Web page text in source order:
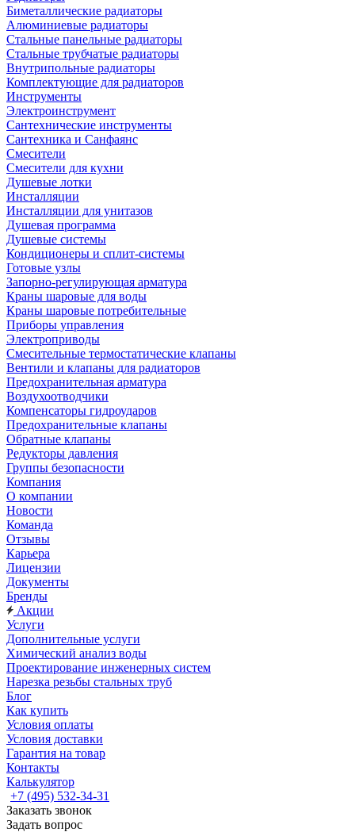
Биметаллические радиаторы
Алюминиевые радиаторы
Стальные панельные радиаторы
Стальные трубчатые радиаторы
Внутрипольные радиаторы
Комплектующие для радиаторов
Инструменты
Электроинструмент
Сантехнические инструменты
Сантехника и Санфаянс
Смесители
Смесители для кухни
Душевые лотки
Инсталляции
Инсталляции для унитазов
Душевая программа
Душевые системы
Кондиционеры и сплит-системы
Готовые узлы
Запорно-регулирующая арматура
Краны шаровые для воды
Краны шаровые потребительные
Приборы управления
Электроприводы
Смесительные термостатические клапаны
Вентили и клапаны для радиаторов
Предохранительная арматура
Воздухоотводчики
Компенсаторы гидроударов
Предохранительные клапаны
Обратные клапаны
Редукторы давления
Группы безопасности
Компания
О компании
Новости
Команда
Отзывы
Карьера
Лицензии
Документы
Бренды
Акции
Услуги
Дополнительные услуги
Химический анализ воды
Проектирование инженерных систем
Нарезка резьбы стальных труб
Блог
Как купить
Условия оплаты
Условия доставки
Гарантия на товар
Контакты
Калькулятор
+7 (495) 532‑34‑31
Заказать звонок
Задать вопрос